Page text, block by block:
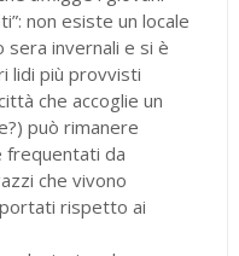
non esiste un locale
sera invernali e si è
lidi più provvisti
che accoglie un
può rimanere
frequentati da
che vivono
rispetto ai